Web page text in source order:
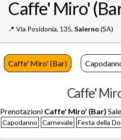
Caffe' Miro'
📍️ Via Posidonia, 135, Salerno (SA)
Caffe' Miro' (Bar)
Caffe'
Prenotazioni Caffe' Miro' (Bar)
Capodanno Carnevale Festa della